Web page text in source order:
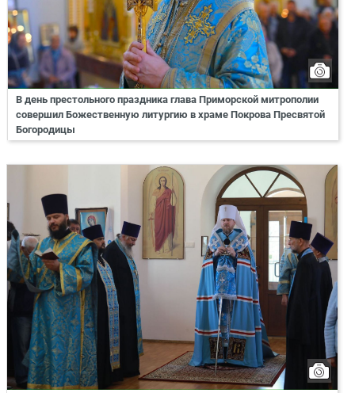
В день престольного праздника глава Приморской митрополии
совершил Божественную литургию в храме Покрова Пресвятой
Богородицы